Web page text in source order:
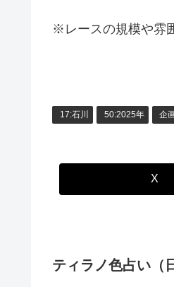
※レースの規模や雰
17:石川 50:2025年 企
X
ティラノ色占い（